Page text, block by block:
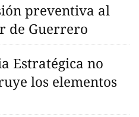
preventiva al
de Guerrero
Estratégica no
los elementos